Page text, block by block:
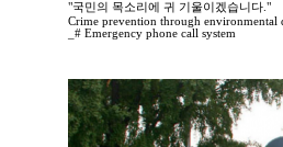
"국민의 목소리에 귀 기울이겠습니다."
Crime prevention through environmental
_# Emergency phone call system